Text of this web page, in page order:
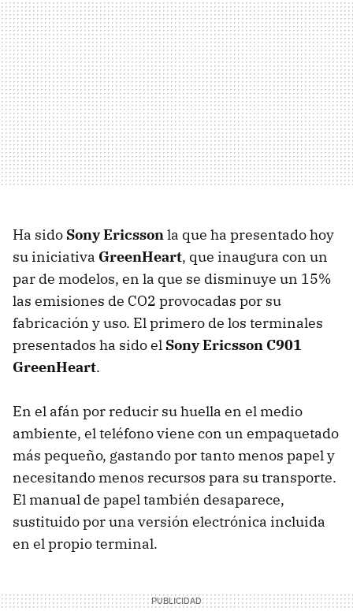
Ha sido Sony Ericssonla que ha presentado hoy
su iniciativa GreenHeart, que inaugura con un
par de modelos, en la que se disminuye un 15%
las emisiones de CO2 provocadas por su
fabricación y uso. El primero de los terminales
presentados ha sido el Sony Ericsson C901
GreenHeart.
En el afán por reducir su huella en el medio
ambiente, el teléfono viene con un empaquetado
más pequeño, gastando por tanto menos papel y
necesitando menos recursos para su transporte.
El manual de papel también desaparece,
sustituido por una versión electrónica incluida
en el propio terminal.